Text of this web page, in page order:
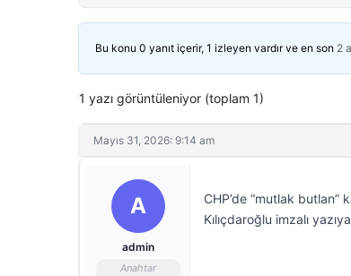
Bu konu 0 yanıt içerir, 1 izleyen vardır ve en son 2
1 yazı görüntüleniyor (toplam 1)
Mayıs 31, 2026: 9:14 am
A
admin
Anahtar
CHP’de “mutlak butlan”
Kılıçdaroğlu imzalı